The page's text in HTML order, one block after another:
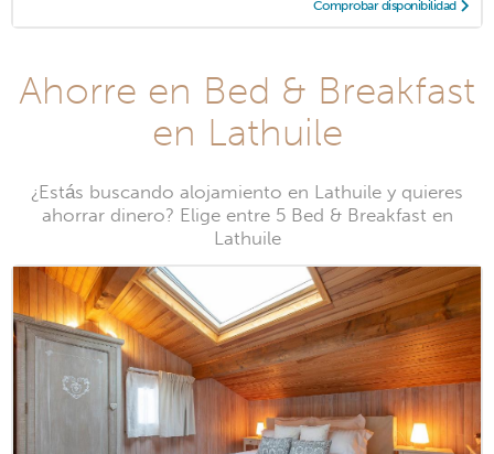
Comprobar disponibilidad
Ahorre en Bed & Breakfast
en Lathuile
¿Estás buscando alojamiento en Lathuile y quieres
ahorrar dinero? Elige entre 5 Bed & Breakfast en
Lathuile